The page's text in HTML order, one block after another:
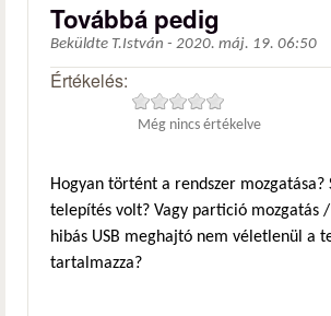
Továbbá pedig
Beküldte T.István - 2020. máj. 19. 06:50
Értékelés:
Még nincs értékelve
Hogyan történt a rendszer mozgatása?
telepítés volt? Vagy partició mozgatás /
hibás USB meghajtó nem véletlenül a
tartalmazza?